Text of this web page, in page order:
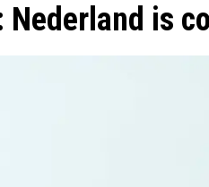
Nederland is